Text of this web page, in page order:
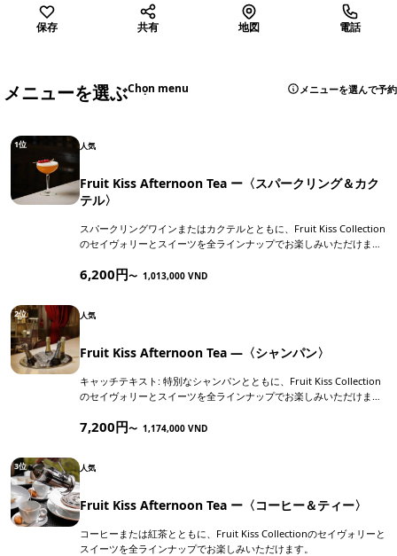
保存 共有 地図 電話
メニューを選ぶChọn menu メニューを選んで予約
1位 人気
Fruit Kiss Afternoon Tea ー〈スパークリング＆カク
テル〉
スパークリングワインまたはカクテルとともに、Fruit Kiss Collection
のセイヴォリーとスイーツを全ラインナップでお楽しみいただけま
6,200円〜 1,013,000 VND
2位 人気
Fruit Kiss Afternoon Tea —〈シャンパン〉
キャッチテキスト: 特別なシャンパンとともに、Fruit Kiss Collection
のセイヴォリーとスイーツを全ラインナップでお楽しみいただけま
7,200円〜 1,174,000 VND
3位 人気
Fruit Kiss Afternoon Tea ー〈コーヒー＆ティー〉
コーヒーまたは紅茶とともに、Fruit Kiss Collectionのセイヴォリーと
スイーツを全ラインナップでお楽しみいただけます。